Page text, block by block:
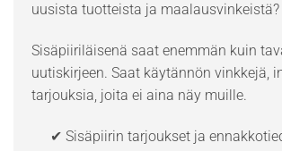
uusista tuotteista ja maalausvinkeistä?
Sisäpiiriläisenä saat enemmän kuin
uutiskirjeen. Saat käytännön vinkkejä,
tarjouksia, joita ei aina näy muille.
✔ Sisäpiirin tarjoukset ja